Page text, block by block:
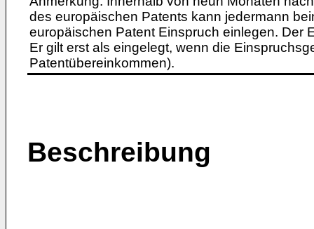
des europäischen Patents kann jedermann
europäischen Patent Einspruch einlegen. Der
Er gilt erst als eingelegt, wenn die
Patentübereinkommen).
Beschreibung